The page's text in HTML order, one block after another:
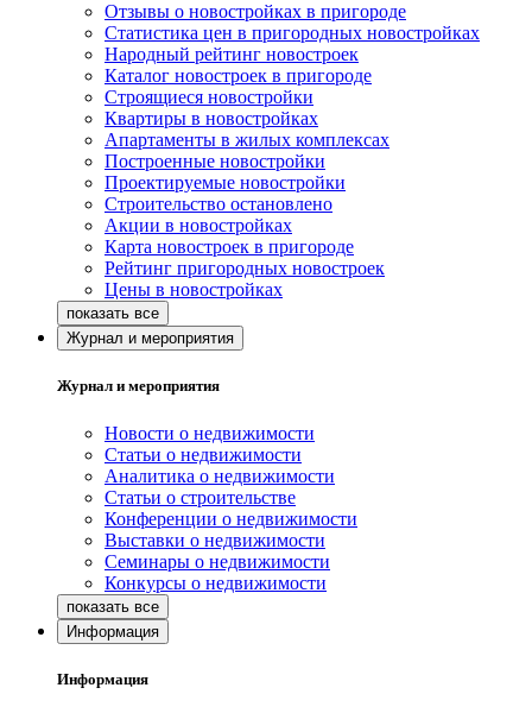
Отзывы о новостройках в пригороде
Статистика цен в пригородных новостройках
Народный рейтинг новостроек
Каталог новостроек в пригороде
Строящиеся новостройки
Квартиры в новостройках
Апартаменты в жилых комплексах
Построенные новостройки
Проектируемые новостройки
Строительство остановлено
Акции в новостройках
Карта новостроек в пригороде
Рейтинг пригородных новостроек
Цены в новостройках
Журнал и мероприятия
Журнал и мероприятия
Новости о недвижимости
Статьи о недвижимости
Аналитика о недвижимости
Статьи о строительстве
Конференции о недвижимости
Выставки о недвижимости
Семинары о недвижимости
Конкурсы о недвижимости
Информация
Информация